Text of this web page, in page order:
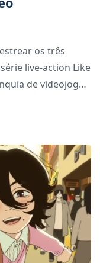
os três
live-action Like
de videojogos